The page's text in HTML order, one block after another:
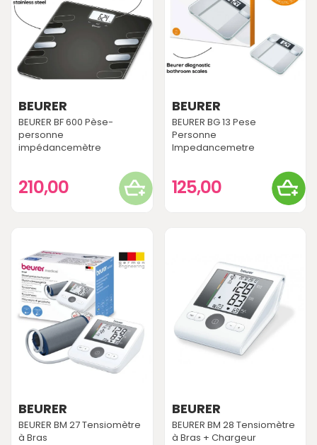
BEURER
BEURER BF 600 Pèse-
personne
impédancemètre
210,00
BEURER
BEURER BG 13 Pese
Personne
Impedancemetre
125,00
BEURER
BEURER BM 27 Tensiomètre
à Bras
BEURER
BEURER BM 28 Tensiomètre
à Bras + Chargeur